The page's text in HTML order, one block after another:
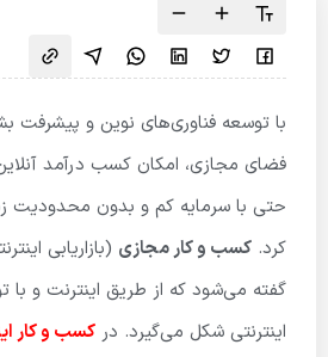
با توسعه فناوری‌های نوین و پیشرفت
فضای مجازی، امکان کسب درآمد آنلاین
حتی با سرمایه کم و بدون محدودیت
کرد. کسب و کار مجازی (بازاریابی
گفته می‌شود که از طریق اینترنت و با
اینترنتی شکل می‌گیرد. در کسب و کار